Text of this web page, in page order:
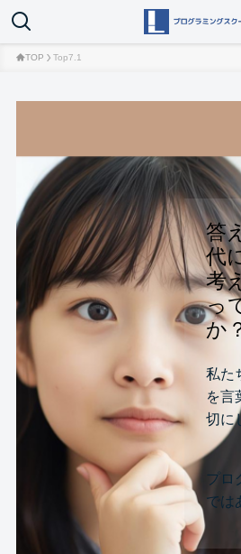
TOP Top7.1
答
代
考
っ
か
私た
を言
切に
プロ
では